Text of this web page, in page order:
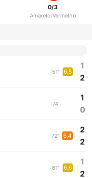
0/3
Amarelo/Vermelho
51' 6.5
1
2
74'
1
0
72' 6.4
2
2
61' 6.6
1
2